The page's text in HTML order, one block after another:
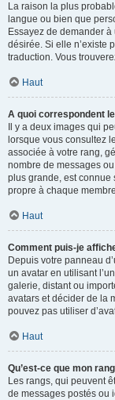
La raison la plus
langue ou bien que
Essayez de demander
désirée. Si elle n’existe
traduction. Vous
Haut
A quoi correspondent
Il y a deux images qui
lorsque vous consultez
associée à votre rang,
nombre de messages
plus grande, est connue
propre à chaque
Haut
Comment puis-je
Depuis votre panneau
un avatar en utilisant
galerie, distant ou
avatars et décider de la
pouvez pas utiliser
Haut
Qu’est-ce que mon
Les rangs, qui peuvent
de messages postés ou